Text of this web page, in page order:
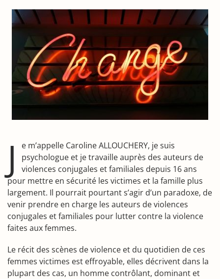
J
e m’appelle Caroline ALLOUCHERY, je suis
psychologue et je travaille auprès des auteurs de
violences conjugales et familiales depuis 16 ans
pour mettre en sécurité les victimes et la famille plus
largement. Il pourrait pourtant s’agir d’un paradoxe, de
venir prendre en charge les auteurs de violences
conjugales et familiales pour lutter contre la violence
faites aux femmes.
Le récit des scènes de violence et du quotidien de ces
femmes victimes est effroyable, elles décrivent dans la
plupart des cas, un homme contrôlant, dominant et